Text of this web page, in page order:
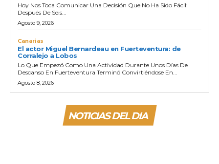
Hoy Nos Toca Comunicar Una Decisión Que No Ha Sido Fácil:
Después De Seis...
Agosto 9, 2026
Canarias
El actor Miguel Bernardeau en Fuerteventura: de
Corralejo a Lobos
Lo Que Empezó Como Una Actividad Durante Unos Días De
Descanso En Fuerteventura Terminó Convirtiéndose En...
Agosto 8, 2026
NOTICIAS DEL DIA